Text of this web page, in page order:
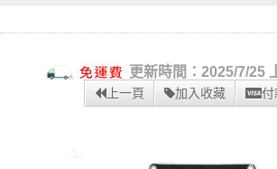
更新時間：2025/7/25
上一頁 加入收藏 付